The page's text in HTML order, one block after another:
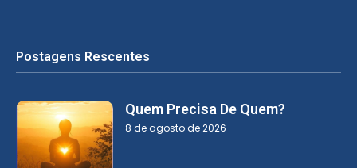
Postagens Rescentes
Quem Precisa De Quem?
8 de agosto de 2026